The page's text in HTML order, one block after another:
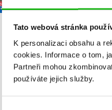
Tato webová stránka
K personalizaci obsahu a
cookies. Informace o tom,
Partneři mohou
používáte jejich služby.
229 Kč
183 Kč